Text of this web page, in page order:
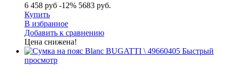
6 458 руб -12% 5683 руб.
Купить
В избранное
Добавить к сравнению
Цена снижена!
Быстрый
просмотр